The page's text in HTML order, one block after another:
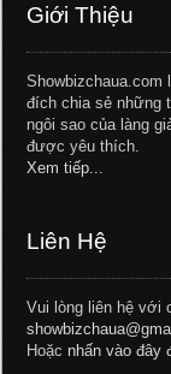
Giới Thiệu
Showbizchaua.com
đích chia sẻ những
ngôi sao của làng
được yêu thích.
Xem tiếp...
Liên Hệ
Vui lòng liên hệ với
Hoặc nhấn vào đây